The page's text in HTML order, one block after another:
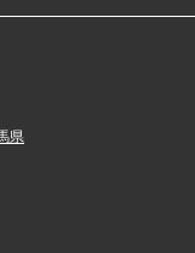
県